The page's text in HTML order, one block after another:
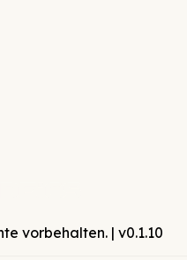
vorbehalten. | v0.1.10